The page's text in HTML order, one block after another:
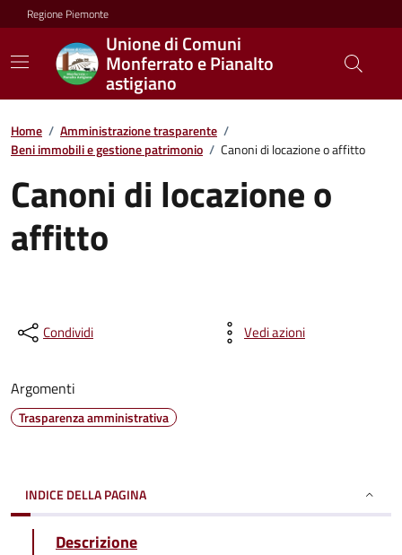
Regione Piemonte
Unione di Comuni
Monferrato e Pianalto
astigiano
Home / Amministrazione trasparente /
Beni immobili e gestione patrimonio / Canoni di locazione o affitto
Canoni di locazione o
affitto
Condividi Vedi azioni
Argomenti
Trasparenza amministrativa
INDICE DELLA PAGINA
Descrizione